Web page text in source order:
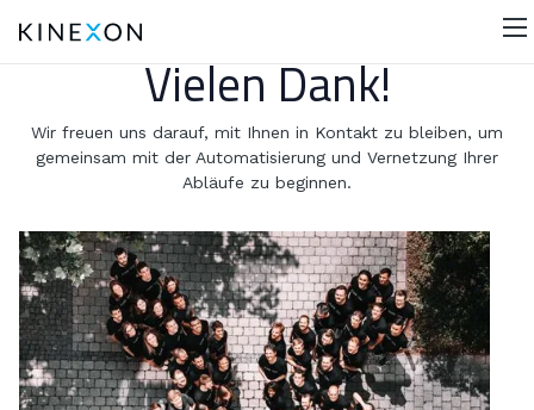
Vielen Dank!
Wir freuen uns darauf, mit Ihnen in Kontakt zu bleiben, um
gemeinsam mit der Automatisierung und Vernetzung Ihrer
Abläufe zu beginnen.